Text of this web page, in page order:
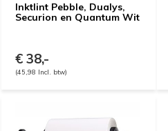
Inktlint Pebble, Dualys,
Securion en Quantum Wit
€ 38,-
(45,98 Incl. btw)